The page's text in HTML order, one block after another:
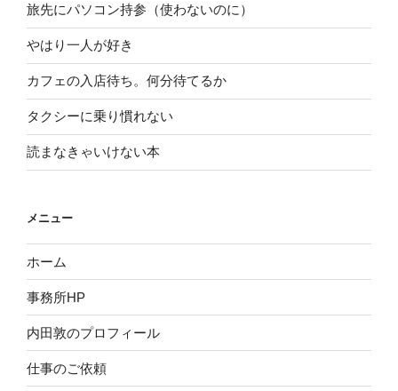
旅先にパソコン持参（使わないのに）
やはり一人が好き
カフェの入店待ち。何分待てるか
タクシーに乗り慣れない
読まなきゃいけない本
メニュー
ホーム
事務所HP
内田敦のプロフィール
仕事のご依頼